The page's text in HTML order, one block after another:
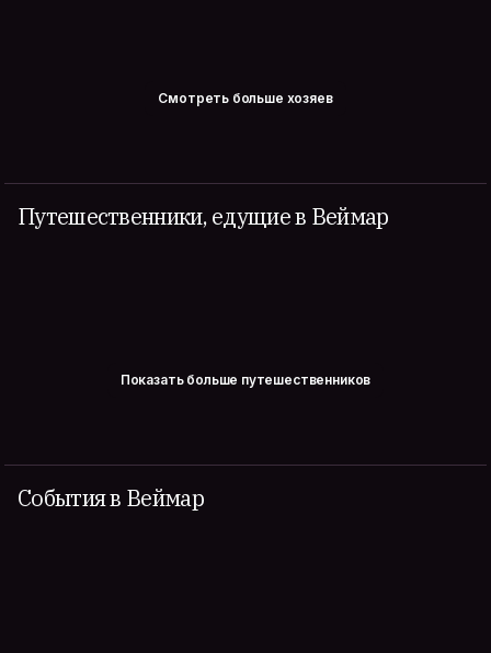
Смотреть больше хозяев
Путешественники, едущие в Веймар
Показать больше путешественников
События в Веймар